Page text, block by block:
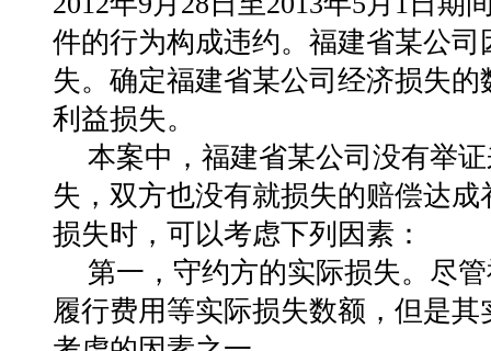
件的行为构成违约。福建省某公
失。确定福建省某公司经济损失
利益损失。
本案中，福建省某公司没有举
失，双方也没有就损失的赔偿达
损失时，可以考虑下列因素：
第一，守约方的实际损失。尽
履行费用等实际损失数额，但是